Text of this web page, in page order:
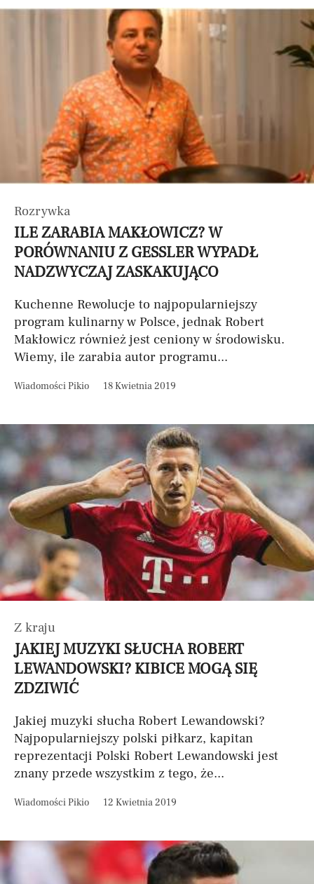
Rozrywka
ILE ZARABIA MAKŁOWICZ? W
PORÓWNANIU Z GESSLER WYPADŁ
NADZWYCZAJ ZASKAKUJĄCO
Kuchenne Rewolucje to najpopularniejszy
program kulinarny w Polsce, jednak Robert
Makłowicz również jest ceniony w środowisku.
Wiemy, ile zarabia autor programu...
Wiadomości Pikio 18 Kwietnia 2019
Z kraju
JAKIEJ MUZYKI SŁUCHA ROBERT
LEWANDOWSKI? KIBICE MOGĄ SIĘ
ZDZIWIĆ
Jakiej muzyki słucha Robert Lewandowski?
Najpopularniejszy polski piłkarz, kapitan
reprezentacji Polski Robert Lewandowski jest
znany przede wszystkim z tego, że...
Wiadomości Pikio 12 Kwietnia 2019